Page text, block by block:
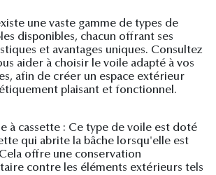
une vaste gamme de types de
disponibles, chacun offrant ses
et avantages uniques. Consultez
aider à choisir le voile adapté à vos
afin de créer un espace extérieur
plaisant et fonctionnel.
à cassette : Ce type de voile est doté
qui abrite la bâche lorsqu'elle est
offre une conservation
contre les éléments extérieurs tels